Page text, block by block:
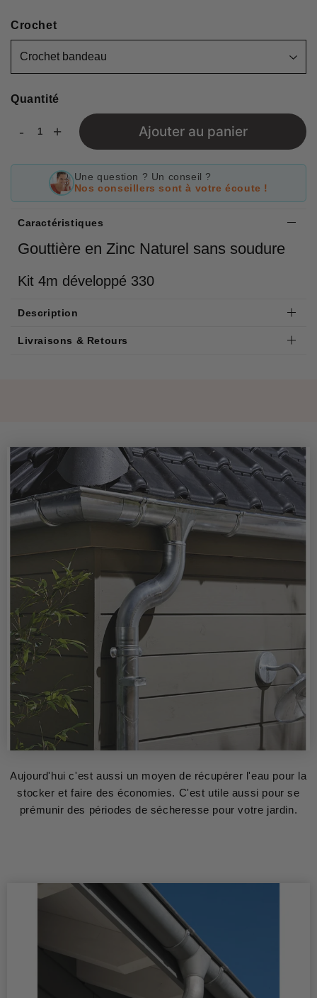
price
Crochet
Quantité
- + Ajouter au panier
Une question ? Un conseil ?
Nos conseillers sont à votre écoute !
Caractéristiques
Gouttière en Zinc Naturel sans soudure
Kit 4m développé 330
Description
Livraisons & Retours
Aujourd'hui c'est aussi un moyen de récupérer l'eau pour la
stocker et faire des économies. C'est utile aussi pour se
prémunir des périodes de sécheresse pour votre jardin.